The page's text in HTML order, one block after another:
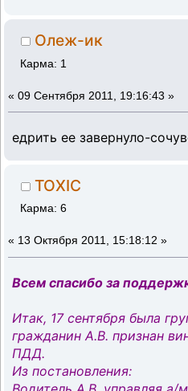
Олеж-ик
Карма: 1
« 09 Сентября 2011, 19:16:43 »
едрить ее завернуло-
TOXIC
Карма: 6
« 13 Октября 2011, 15:18:12 »
Всем спасибо за
Итак, 17 сентября была
гражданин А.В. признан
ПДД.
Из постановления: